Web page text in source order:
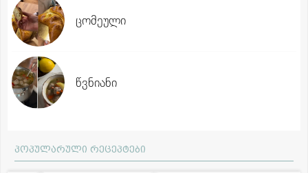
ცომეული
წვნიანი
პოპულარული რეცეპტები